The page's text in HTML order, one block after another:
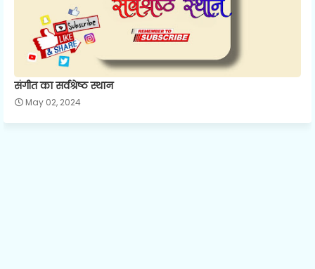
संगीत का सर्वश्रेष्ठ स्थान
May 02, 2024